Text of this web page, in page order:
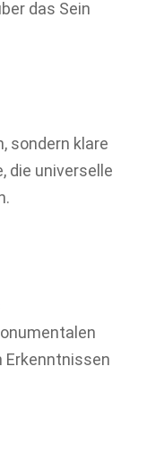
das Sein
sondern klare
die universelle
Erkenntnissen